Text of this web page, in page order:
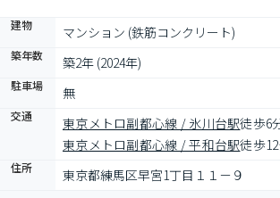
建物 マンション (鉄筋コンクリート)
築年数 築2年 (2024年)
駐車場 無
交通 東京メトロ副都心線 / 氷川台駅徒歩6
東京メトロ副都心線 / 平和台駅徒歩
住所 東京都練馬区早宮1丁目１１－９